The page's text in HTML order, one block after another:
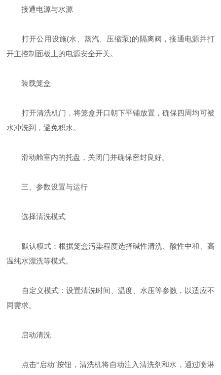
接通电源与水源
打开公用设施(水、蒸汽、压缩泵)的隔离阀，接通电源并打
开主控制面板上的电源安全开关。
装载笼盒
打开清洗机门，将笼盒开口朝下平铺放置，确保四周均可被
水冲洗到，避免积水。
滑动舱室内的托盘，关闭门并确保密封良好。
三、参数设置与运行
选择清洗模式
默认模式：根据笼盒污染程度选择碱性清洗、酸性中和、高
温纯水漂洗等模式。
自定义模式：设置清洗时间、温度、水压等参数，以适应不
同需求。
启动清洗
点击“启动”按钮，清洗机将自动注入清洗剂和水，通过喷淋